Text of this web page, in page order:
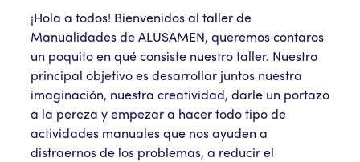
¡Hola a todos! Bienvenidos al taller de
Manualidades de ALUSAMEN, queremos contaros
un poquito en qué consiste nuestro taller. Nuestro
principal objetivo es desarrollar juntos nuestra
imaginación, nuestra creatividad, darle un portazo
a la pereza y empezar a hacer todo tipo de
actividades manuales que nos ayuden a
distraernos de los problemas, a reducir el